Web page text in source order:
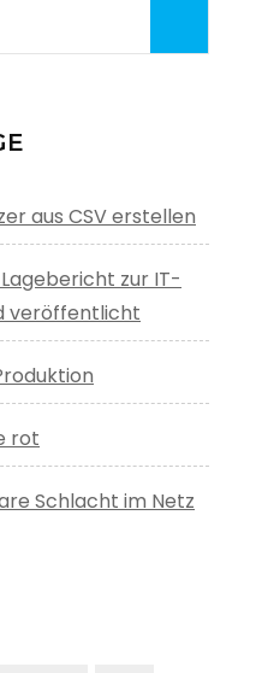
aus CSV erstellen
zur IT-
veröffentlicht
rot
Schlacht im Netz